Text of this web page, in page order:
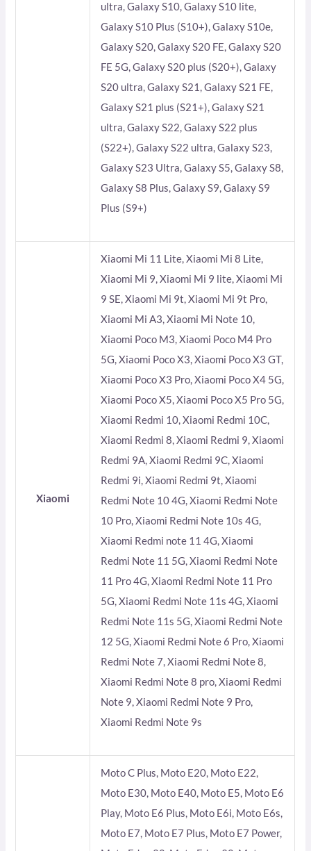
ultra, Galaxy S10, Galaxy S10 lite,
Galaxy S10 Plus (S10+), Galaxy S10e,
Galaxy S20, Galaxy S20 FE, Galaxy S20
FE 5G, Galaxy S20 plus (S20+), Galaxy
S20 ultra, Galaxy S21, Galaxy S21 FE,
Galaxy S21 plus (S21+), Galaxy S21
ultra, Galaxy S22, Galaxy S22 plus
(S22+), Galaxy S22 ultra, Galaxy S23,
Galaxy S23 Ultra, Galaxy S5, Galaxy S8,
Galaxy S8 Plus, Galaxy S9, Galaxy S9
Plus (S9+)
Xiaomi
Xiaomi Mi 11 Lite, Xiaomi Mi 8 Lite,
Xiaomi Mi 9, Xiaomi Mi 9 lite, Xiaomi Mi
9 SE, Xiaomi Mi 9t, Xiaomi Mi 9t Pro,
Xiaomi Mi A3, Xiaomi Mi Note 10,
Xiaomi Poco M3, Xiaomi Poco M4 Pro
5G, Xiaomi Poco X3, Xiaomi Poco X3 GT,
Xiaomi Poco X3 Pro, Xiaomi Poco X4 5G,
Xiaomi Poco X5, Xiaomi Poco X5 Pro 5G,
Xiaomi Redmi 10, Xiaomi Redmi 10C,
Xiaomi Redmi 8, Xiaomi Redmi 9, Xiaomi
Redmi 9A, Xiaomi Redmi 9C, Xiaomi
Redmi 9i, Xiaomi Redmi 9t, Xiaomi
Redmi Note 10 4G, Xiaomi Redmi Note
10 Pro, Xiaomi Redmi Note 10s 4G,
Xiaomi Redmi note 11 4G, Xiaomi
Redmi Note 11 5G, Xiaomi Redmi Note
11 Pro 4G, Xiaomi Redmi Note 11 Pro
5G, Xiaomi Redmi Note 11s 4G, Xiaomi
Redmi Note 11s 5G, Xiaomi Redmi Note
12 5G, Xiaomi Redmi Note 6 Pro, Xiaomi
Redmi Note 7, Xiaomi Redmi Note 8,
Xiaomi Redmi Note 8 pro, Xiaomi Redmi
Note 9, Xiaomi Redmi Note 9 Pro,
Xiaomi Redmi Note 9s
Moto C Plus, Moto E20, Moto E22,
Moto E30, Moto E40, Moto E5, Moto E6
Play, Moto E6 Plus, Moto E6i, Moto E6s,
Moto E7, Moto E7 Plus, Moto E7 Power,